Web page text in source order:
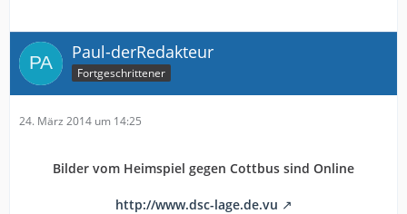
Paul-derRedakteur
Fortgeschrittener
24. März 2014 um 14:25
Bilder vom Heimspiel gegen Cottbus sind Online
http://www.dsc-lage.de.vu